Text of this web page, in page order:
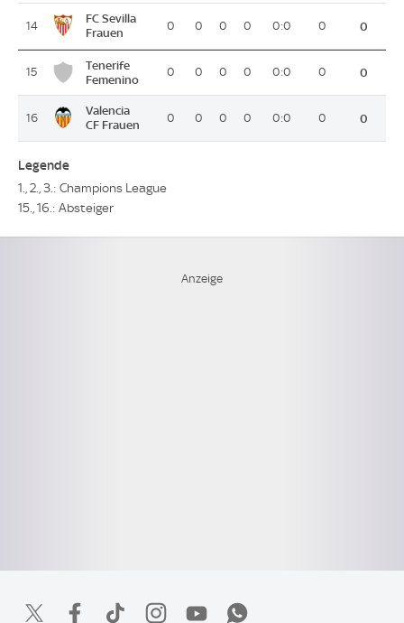
14
FC Sevilla
Frauen
0 0 0 0 0:0 0 0
15
Tenerife
Femenino
0 0 0 0 0:0 0 0
16
Valencia
CF Frauen
0 0 0 0 0:0 0 0
Legende
1., 2., 3.: Champions League
15., 16.: Absteiger